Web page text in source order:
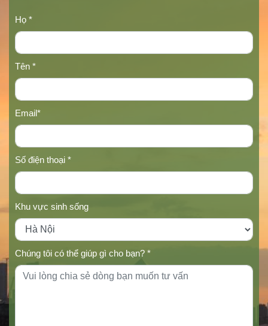
Họ *
Tên *
Email*
Số điện thoại *
Khu vực sinh sống
Chúng tôi có thể giúp gì cho bạn? *